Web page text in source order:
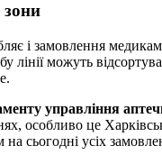
зони
і замовлення
можуть
управління
особливо це
сьогодні усіх